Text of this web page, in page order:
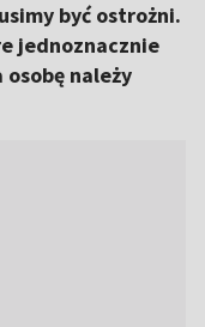
być ostrożni.
jednoznacznie
należy